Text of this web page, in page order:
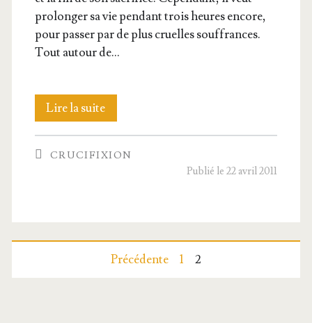
pro­lon­ger sa vie pen­dant trois heures encore,
pour pas­ser par de plus cruelles souf­frances.
Tout autour de…
Lire la suiteXII.
Che­
min
–
CRUCIFIXION
Publié le 22 avril 2011
Pagination
Précédente 1 2